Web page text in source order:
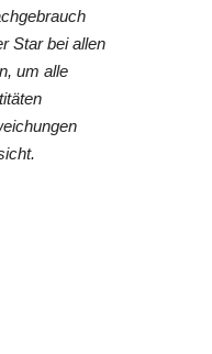
Star bei allen
um alle